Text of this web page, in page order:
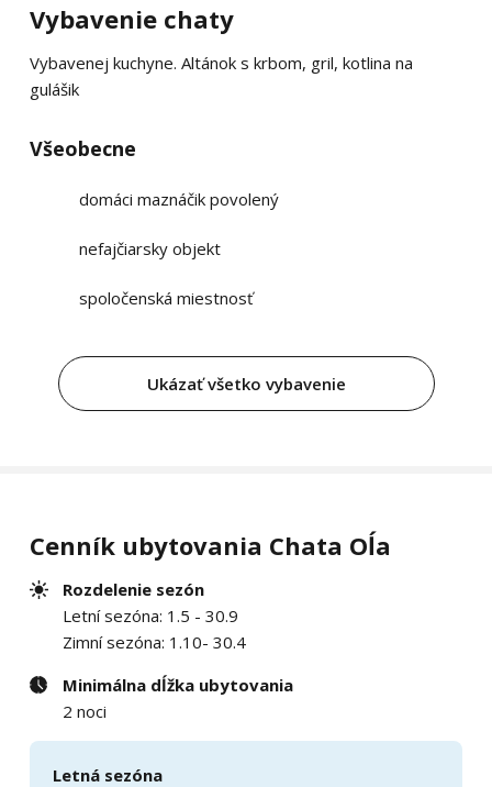
Vybavenie chaty
Vybavenej kuchyne. Altánok s krbom, gril, kotlina na
gulášik
Všeobecne
domáci maznáčik povolený
nefajčiarsky objekt
spoločenská miestnosť
Ukázať všetko vybavenie
Cenník ubytovania Chata Oĺa
Rozdelenie sezón
Letní sezóna: 1.5 - 30.9
Zimní sezóna: 1.10- 30.4
Minimálna dĺžka ubytovania
2 noci
Letná sezóna